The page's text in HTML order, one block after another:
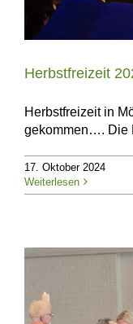
Herbstfreizeit
Herbstfreizeit in
gekommen…. Die
17. Oktober 2024
Weiterlesen